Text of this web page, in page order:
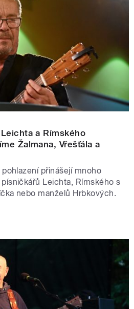
a Rímského
Žalmana, Vřešťála a
přinášejí mnoho
Leichta, Rímského s
nebo manželů Hrbkových.